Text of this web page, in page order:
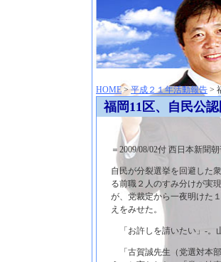
HOME>平成２１年活動報告 >
福岡11区、自民公
＝2009/08/02付 西日本新聞
自民が分裂選挙を回避した
る前職２人のすみ分けが実
が、党裁定から一夜明けた
えをみせた。
「お許しを請いたい」‐。
「古賀誠先生（党選対本